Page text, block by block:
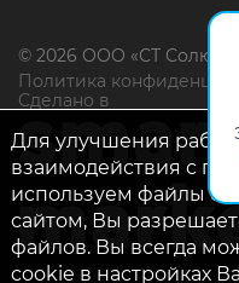
© 2026 ООО «СТ Солюшн»
Политика
Сделано в
Для улучшения
взаимодействия с
используем файлы
сайтом, Вы
файлов. Вы всегда
cookie в настройках